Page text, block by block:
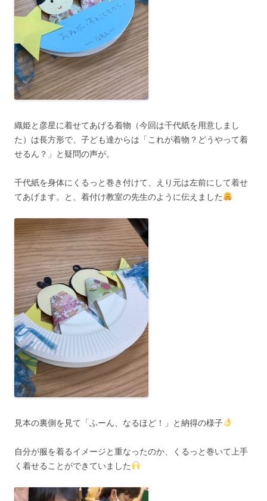
織姫と彦星に着せてあげる着物（今回は千代紙を用意しまし
た）は長方形で、子ども達からは「これが着物？どうやって着
せるん？」と疑問の声が。
千代紙を身体にくるっと巻き付けて、えり元は左前にして着せ
てあげます。と、着付け教室の先生のように伝えました
見本の裏側を見て「ふーん、なるほど！」と納得の様子
自分が服を着るイメージと重なったのか、くるっと巻いて上手
く着せることができていました